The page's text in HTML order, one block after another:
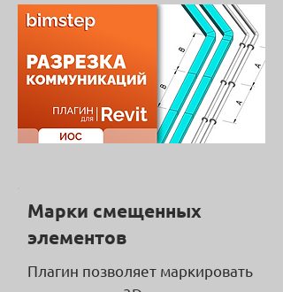
Марки смещенных
элементов
Плагин позволяет маркировать